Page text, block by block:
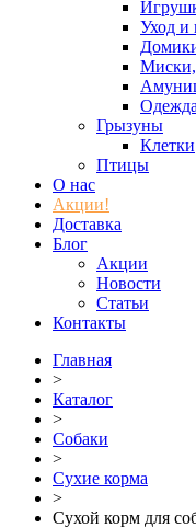
Уход и
Миски,
Грызуны
Клетки
Птицы
О нас
Акции!
Доставка
Блог
Акции
Новости
Статьи
Контакты
Главная
>
Каталог
>
Собаки
>
Сухие корма
>
Сухой корм для